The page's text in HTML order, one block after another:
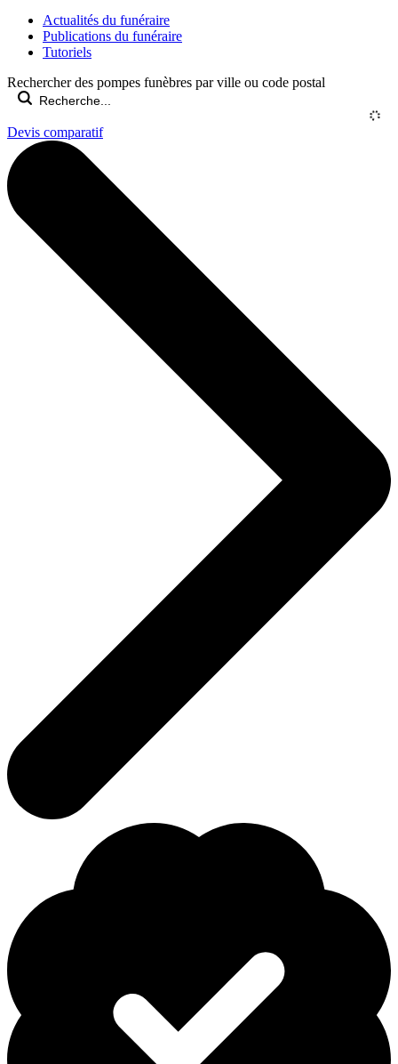
Actualités du funéraire
Publications du funéraire
Tutoriels
Rechercher des pompes funèbres par ville ou code postal
Devis comparatif